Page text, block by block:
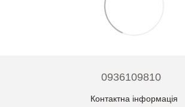
0936109810
Контактна інформація